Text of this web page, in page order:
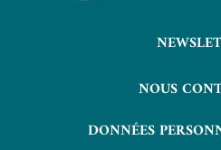
NOUS
DONNÉES